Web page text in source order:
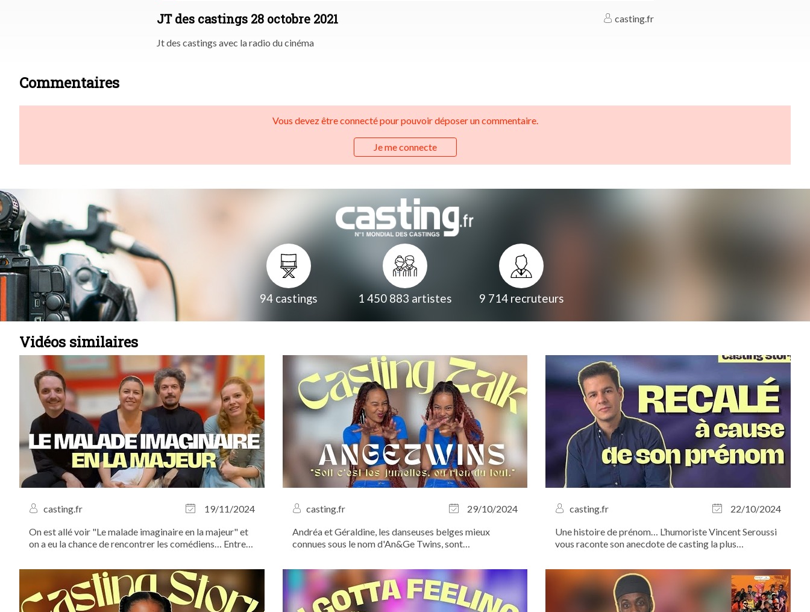
JT des castings 28 octobre 2021 casting.fr
Jt des castings avec la radio du cinéma
Commentaires
Vous devez être connecté pour pouvoir déposer un commentaire.
Je me connecte
94 castings 1 450 883 artistes 9 714 recruteurs
Vidéos similaires
casting.fr
19/11/2024
On est allé voir "Le malade imaginaire en la majeur" et
on a eu la chance de rencontrer les comédiens… Entrez
classique de la langue française revisité en comédie
casting.fr
29/10/2024
Andréa et Géraldine, les danseuses belges mieux
connues sous le nom d'An&Ge Twins, sont
Chorés millimétrées, looks identiques, même coupe de
cheveux : impossible de ne pas les confondre ! À...
casting.fr
22/10/2024
Une histoire de prénom… L’humoriste Vincent Seroussi
vous raconte son anecdote de casting la plus